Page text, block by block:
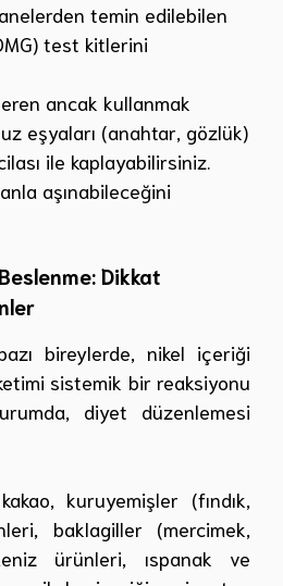
temin edilebilen
test kitlerini
ancak kullanmak
eşyaları (anahtar, gözlük)
ile kaplayabilirsiniz.
aşınabileceğini
Dikkat
bireylerde, nikel içeriği
sistemik bir reaksiyonu
diyet düzenlemesi
kuruyemişler (fındık,
baklagiller (mercimek,
ürünleri, ıspanak ve